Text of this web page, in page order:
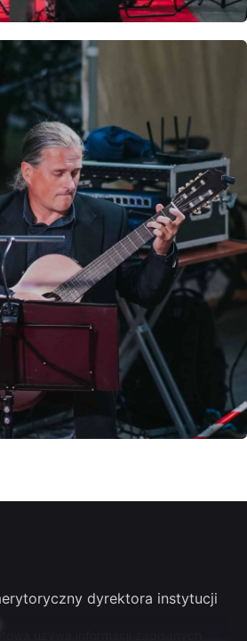
używa informacji zapisanych
dyrektora instytucji